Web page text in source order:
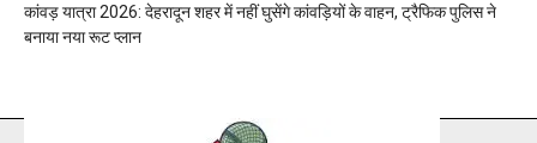
कांवड़ यात्रा 2026: देहरादून शहर में नहीं घुसेंगे कांवड़ियों के वाहन, ट्रैफिक पुलिस ने
बनाया नया रूट प्लान